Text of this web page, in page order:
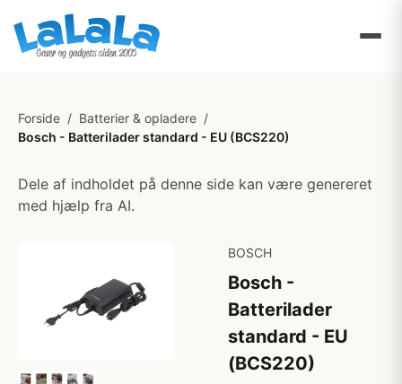
Forside / Batterier & opladere /
Bosch - Batterilader standard - EU (BCS220)
Dele af indholdet på denne side kan være genereret
med hjælp fra AI.
BOSCH
Bosch -
Batterilader
standard - EU
(BCS220)